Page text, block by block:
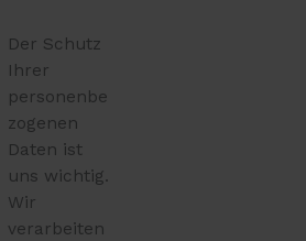
Der Schutz
Ihrer
personenbe
zogenen
Daten ist
uns wichtig.
Wir
verarbeiten